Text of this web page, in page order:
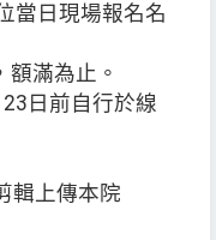
當日現場報名名
滿為止。
日前自行於線
輯上傳本院